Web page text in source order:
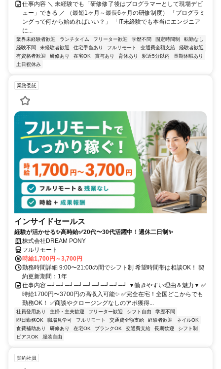
仕事内容 ＼ 未経験でも「研修修了後はプログラマーとして現場デビ
ュー」できる ／ （最短1ヶ月～最長6ヶ月の研修制度） 「プログラミ
ングって何から始めればいい？」 「IT未経験でも本当にエンジニア
に...
業界未経験者歓迎 ランチタイム フリーター歓迎 学歴不問 固定時間制
転勤なし
経験不問
未経験者歓迎 住宅手当あり フルリモート 交通費全額支給
経験者歓迎
有資格者歓迎
研修あり 在宅OK 賞与あり 育休あり 駅近5分以内
長期休暇あり
土日祝休み
業務委託
インサイドセールス
経験が活かせる✨高時給✅20代〜30代活躍中！週休二日制✨
株式会社DREAM PONY
フルリモート
時給1,700円～3,700円
勤務時間詳細 9:00〜21:00の間でシフト制 希望時間帯は相談OK！ 契
約更新期間：1年
仕事内容 ─┘─┘─┘─┘─┘─┘─┘─┘─┘ ▼働きやすい理由＆魅力▼ ✅
時給1700円〜3700円の高収入可能✨ ✅完全在宅！全国どこからでも
勤務OK！ ✅商談やクロージングなしのアポ獲得...
社員登用あり 主婦・主夫歓迎 フリーター歓迎 シフト自由
学歴不問
即日勤務OK
職場見学可 フルリモート 交通費全額支給 経験者歓迎
ネイルOK
食費補助あり
研修あり 在宅OK ブランクOK 交通費支給 長期歓迎
シフト制
ピアスOK
服装自由
契約社員